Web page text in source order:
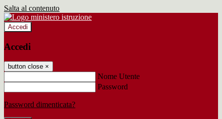
Salta al contenuto
Accedi
Accedi
button close ×
Nome Utente
Password
Password dimenticata?